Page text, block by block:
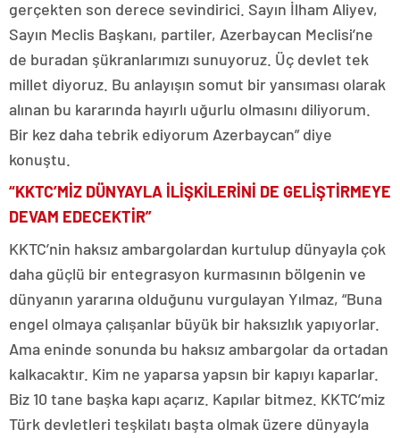
gerçekten son derece sevindirici. Sayın İlham Aliyev,
Sayın Meclis Başkanı, partiler, Azerbaycan Meclisi’ne
de buradan şükranlarımızı sunuyoruz. Üç devlet tek
millet diyoruz. Bu anlayışın somut bir yansıması olarak
alınan bu kararında hayırlı uğurlu olmasını diliyorum.
Bir kez daha tebrik ediyorum Azerbaycan” diye
konuştu.
“KKTC’MİZ DÜNYAYLA İLİŞKİLERİNİ DE GELİŞTİRMEYE
DEVAM EDECEKTİR”
KKTC’nin haksız ambargolardan kurtulup dünyayla çok
daha güçlü bir entegrasyon kurmasının bölgenin ve
dünyanın yararına olduğunu vurgulayan Yılmaz, “Buna
engel olmaya çalışanlar büyük bir haksızlık yapıyorlar.
Ama eninde sonunda bu haksız ambargolar da ortadan
kalkacaktır. Kim ne yaparsa yapsın bir kapıyı kaparlar.
Biz 10 tane başka kapı açarız. Kapılar bitmez. KKTC’miz
Türk devletleri teşkilatı başta olmak üzere dünyayla